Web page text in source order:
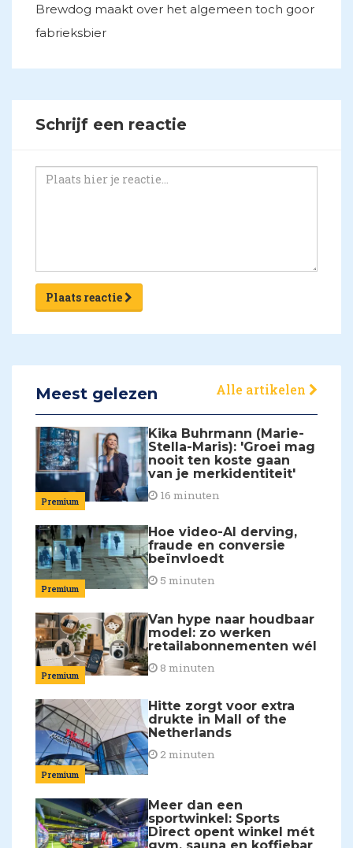
Brewdog maakt over het algemeen toch goor
fabrieksbier
Schrijf een reactie
Plaats reactie
Meest gelezen Alle artikelen
Premium
Kika Buhrmann (Marie-
Stella-Maris): 'Groei mag
nooit ten koste gaan
van je merkidentiteit'
16 minuten
Premium
Hoe video-AI derving,
fraude en conversie
beïnvloedt
5 minuten
Premium
Van hype naar houdbaar
model: zo werken
retailabonnementen wél
8 minuten
Premium
Hitte zorgt voor extra
drukte in Mall of the
Netherlands
2 minuten
Meer dan een
sportwinkel: Sports
Direct opent winkel mét
gym, sauna en koffiebar